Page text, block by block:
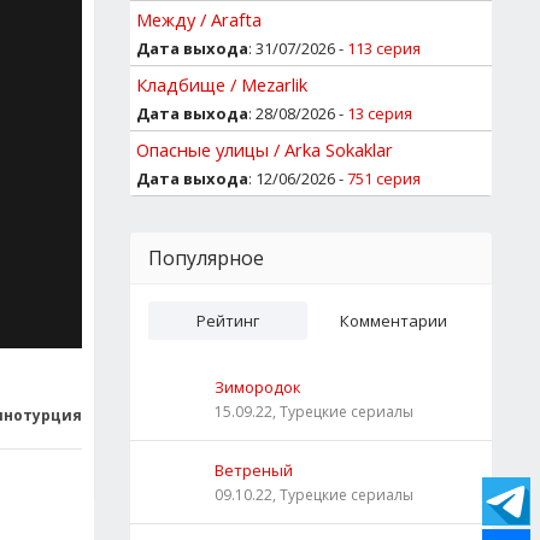
Между / Arafta
Дата выхода: 31/07/2026 - 113 серия
Кладбище / Mezarlik
Дата выхода: 28/08/2026 - 13 серия
Опасные улицы / Arka Sokaklar
Дата выхода: 12/06/2026 -751 серия
Популярное
Рейтинг Комментарии
Зимородок
15.09.22, Турецкие сериалы
Ветреный
09.10.22, Турецкие сериалы